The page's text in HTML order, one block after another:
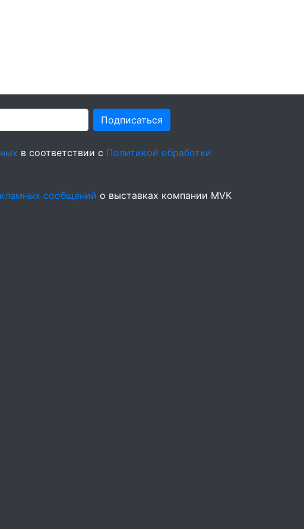
Подписаться
в соответствии с Политикой обработки
сообщений о выставках компании MVK